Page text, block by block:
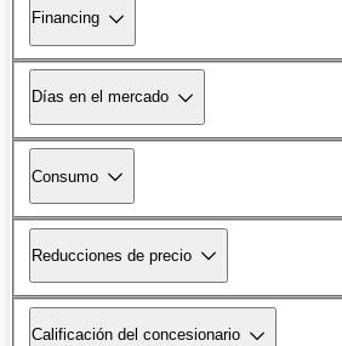
Financing
Días en el mercado
Consumo
Reducciones de precio
Calificación del concesionario